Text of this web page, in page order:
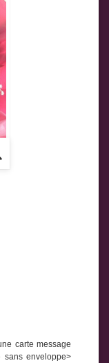
carte message
sans enveloppe>